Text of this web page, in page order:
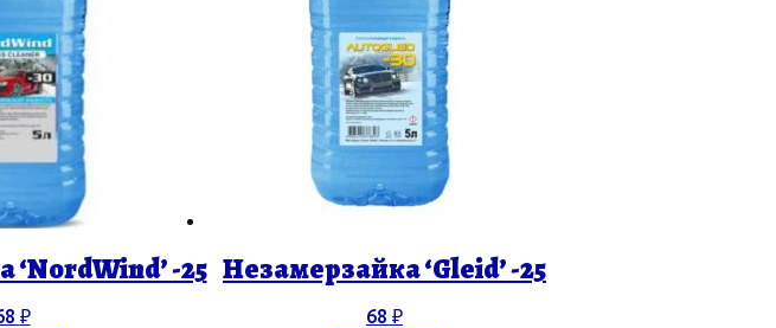
-25
₽
Незамерзайка ‘Gleid’ -25
68 ₽